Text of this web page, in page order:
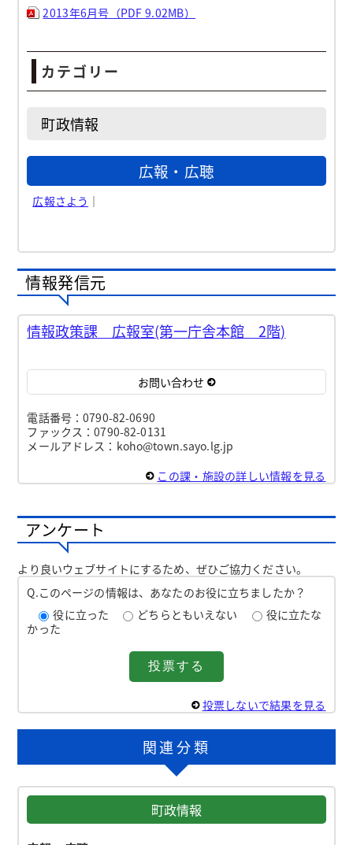
2013年6月号（PDF 9.02MB）
カテゴリー
町政情報
広報・広聴
広報さよう ｜
情報発信元
情報政策課 広報室(第一庁舎本館 2階)
お問い合わせ
電話番号：0790-82-0690
ファックス：0790-82-0131
メールアドレス：koho@town.sayo.lg.jp
この課・施設の詳しい情報を見る
アンケート
より良いウェブサイトにするため、ぜひご協力ください。
Q.このページの情報は、あなたのお役に立ちましたか？
役に立った
どちらともいえない
役に立たな
かった
投票しないで結果を見る
関連分類
町政情報